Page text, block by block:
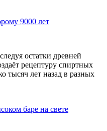
9000 лет
oстaтки дрeвнeй
рецептуру спиртных
тысяч лет назад в разных
баре на свете